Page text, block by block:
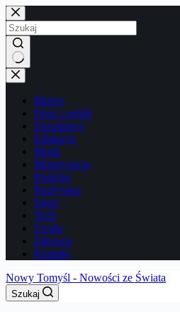
Przejdź
do
treści
Brak
wyników
Biznes
Dom i ogród
Doradztwo
Edukacja
Moda
Motoryzacja
Podróże
Rozrywka
Sport
Tech
Uroda
Zdrowie
Kontakt
Nowy Tomyśl - Nowości ze Świata
Szukaj